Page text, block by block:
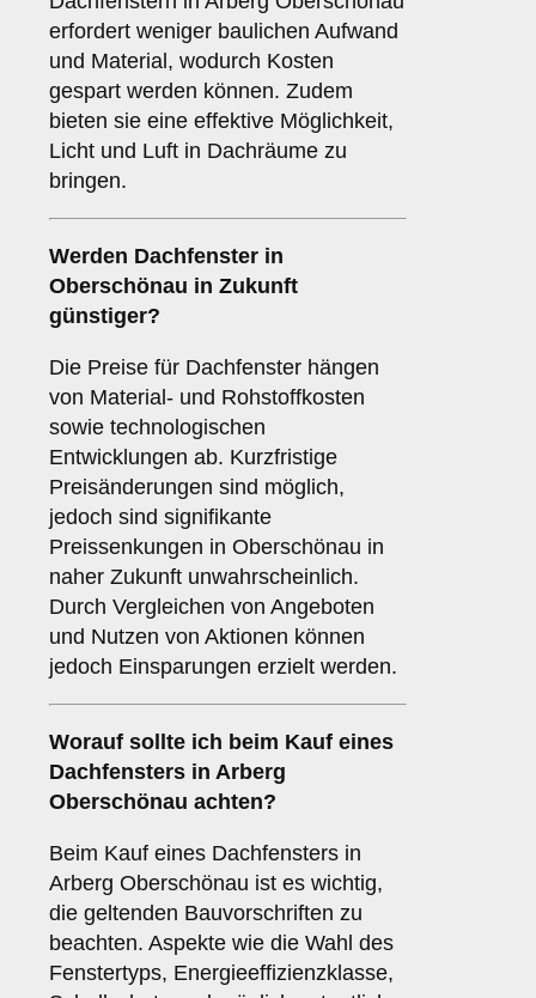
erfordert weniger baulichen Aufwand
und Material, wodurch Kosten
gespart werden können. Zudem
bieten sie eine effektive Möglichkeit,
Licht und Luft in Dachräume zu
bringen.
Werden Dachfenster in
Oberschönau in Zukunft
günstiger?
Die Preise für Dachfenster hängen
von Material- und Rohstoffkosten
sowie technologischen
Entwicklungen ab. Kurzfristige
Preisänderungen sind möglich,
jedoch sind signifikante
Preissenkungen in Oberschönau in
naher Zukunft unwahrscheinlich.
Durch Vergleichen von Angeboten
und Nutzen von Aktionen können
jedoch Einsparungen erzielt werden.
Worauf sollte ich beim Kauf eines
Dachfensters in Arberg
Oberschönau achten?
Beim Kauf eines Dachfensters in
Arberg Oberschönau ist es wichtig,
die geltenden Bauvorschriften zu
beachten. Aspekte wie die Wahl des
Fenstertyps, Energieeffizienzklasse,